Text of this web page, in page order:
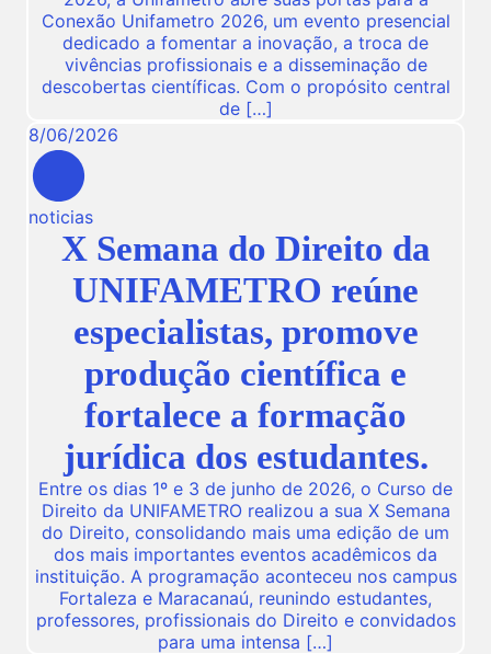
Conexão Unifametro 2026, um evento presencial
dedicado a fomentar a inovação, a troca de
vivências profissionais e a disseminação de
descobertas científicas. Com o propósito central
de […]
8/06/2026
noticias
X Semana do Direito da
UNIFAMETRO reúne
especialistas, promove
produção científica e
fortalece a formação
jurídica dos estudantes.
Entre os dias 1º e 3 de junho de 2026, o Curso de
Direito da UNIFAMETRO realizou a sua X Semana
do Direito, consolidando mais uma edição de um
dos mais importantes eventos acadêmicos da
instituição. A programação aconteceu nos campus
Fortaleza e Maracanaú, reunindo estudantes,
professores, profissionais do Direito e convidados
para uma intensa […]